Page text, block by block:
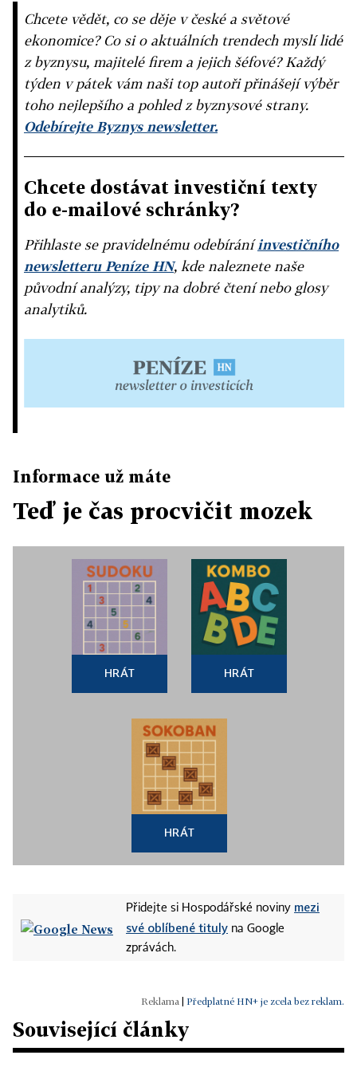
Chcete vědět, co se děje v české a světové
ekonomice? Co si o aktuálních trendech myslí lidé
z byznysu, majitelé firem a jejich šéfové? Každý
týden v pátek vám naši top autoři přinášejí výběr
toho nejlepšího a pohled z byznysové strany.
Odebírejte Byznys newsletter.
Chcete dostávat investiční texty
do e-mailové schránky?
Přihlaste se pravidelnému odebíráníinvestičního
newsletteru Peníze HN, kde naleznete naše
původní analýzy, tipy na dobré čtení nebo glosy
analytiků.
Informace už máte
Teď je čas procvičit mozek
HRÁT HRÁT
HRÁT
Přidejte si Hospodářské noviny mezi
své oblíbené tituly na Google
zprávách.
Předplatné HN+ je zcela bez reklam.
Související články